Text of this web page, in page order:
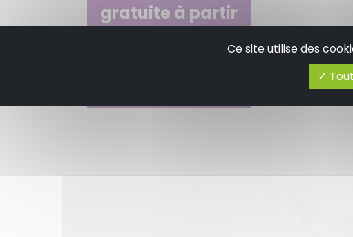
gratuite à partir
Ce site utilise des